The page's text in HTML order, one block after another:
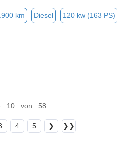
km Diesel 120 kw (163 PS)
10 von 58
4 5 ❯ ❯❯